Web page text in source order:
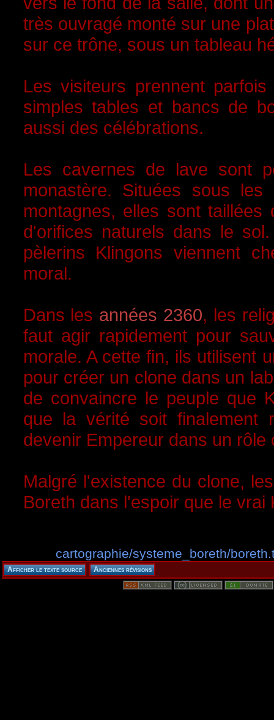
très ouvragé monté sur une
sur ce trône, sous un tableau
Les visiteurs prennent
simples tables et bancs de
aussi des célébrations.
Les cavernes de lave sont
monastère. Situées sous
montagnes, elles sont
d'orifices naturels dans le
pèlerins Klingons viennent
moral.
Dans les années 2360, les
faut agir rapidement pour
morale. A cette fin, ils utilisent
pour créer un clone dans un
de convaincre le peuple que
que la vérité soit finalement
devenir Empereur dans un rôle
Malgré l'existence du clone,
Boreth dans l'espoir que le vrai
cartographie/systeme_boreth/